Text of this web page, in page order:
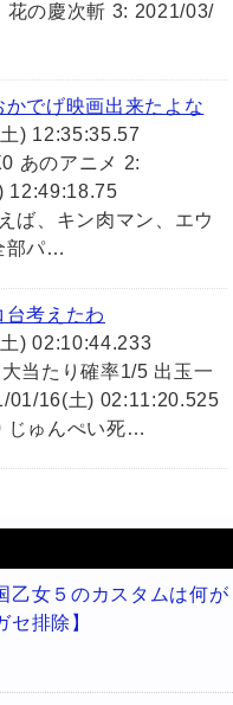
花の慶次斬 3: 2021/03/
でげ映画出来たよな
) 12:35:35.57
あのアニメ 2:
12:49:18.75
ば、キン肉マン、エウ
部パ…
台考えたわ
) 02:10:44.233
当たり確率1/5 出玉一
01/16(土) 02:11:20.525
じゅんぺい死…
乙女５のカスタムは何が
セ排除】